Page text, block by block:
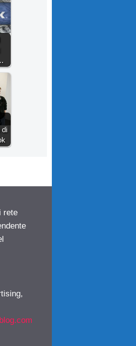
di
rete